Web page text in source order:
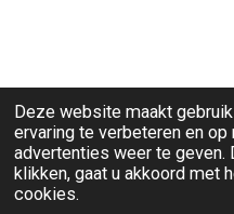
Deze website maakt
ervaring te verbeteren en op
advertenties weer te geven.
klikken, gaat u akkoord met
cookies.
© 2026 Ravi-Stones